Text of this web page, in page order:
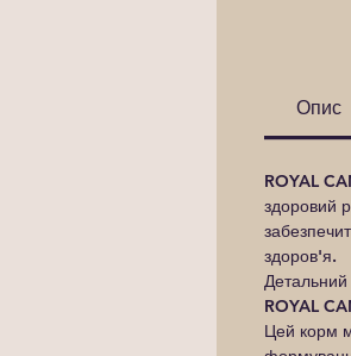
Опис
ROYAL
здоровий
здоров'я.
Детальний
ROYAL
Цей корм